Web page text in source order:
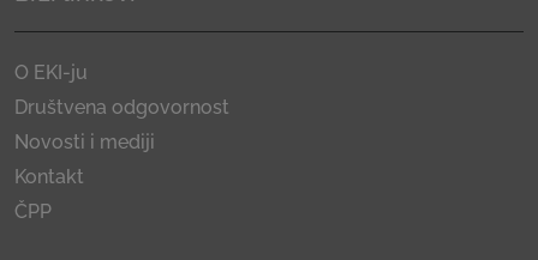
O EKI-ju
Društvena odgovornost
Novosti i mediji
Kontakt
ČPP